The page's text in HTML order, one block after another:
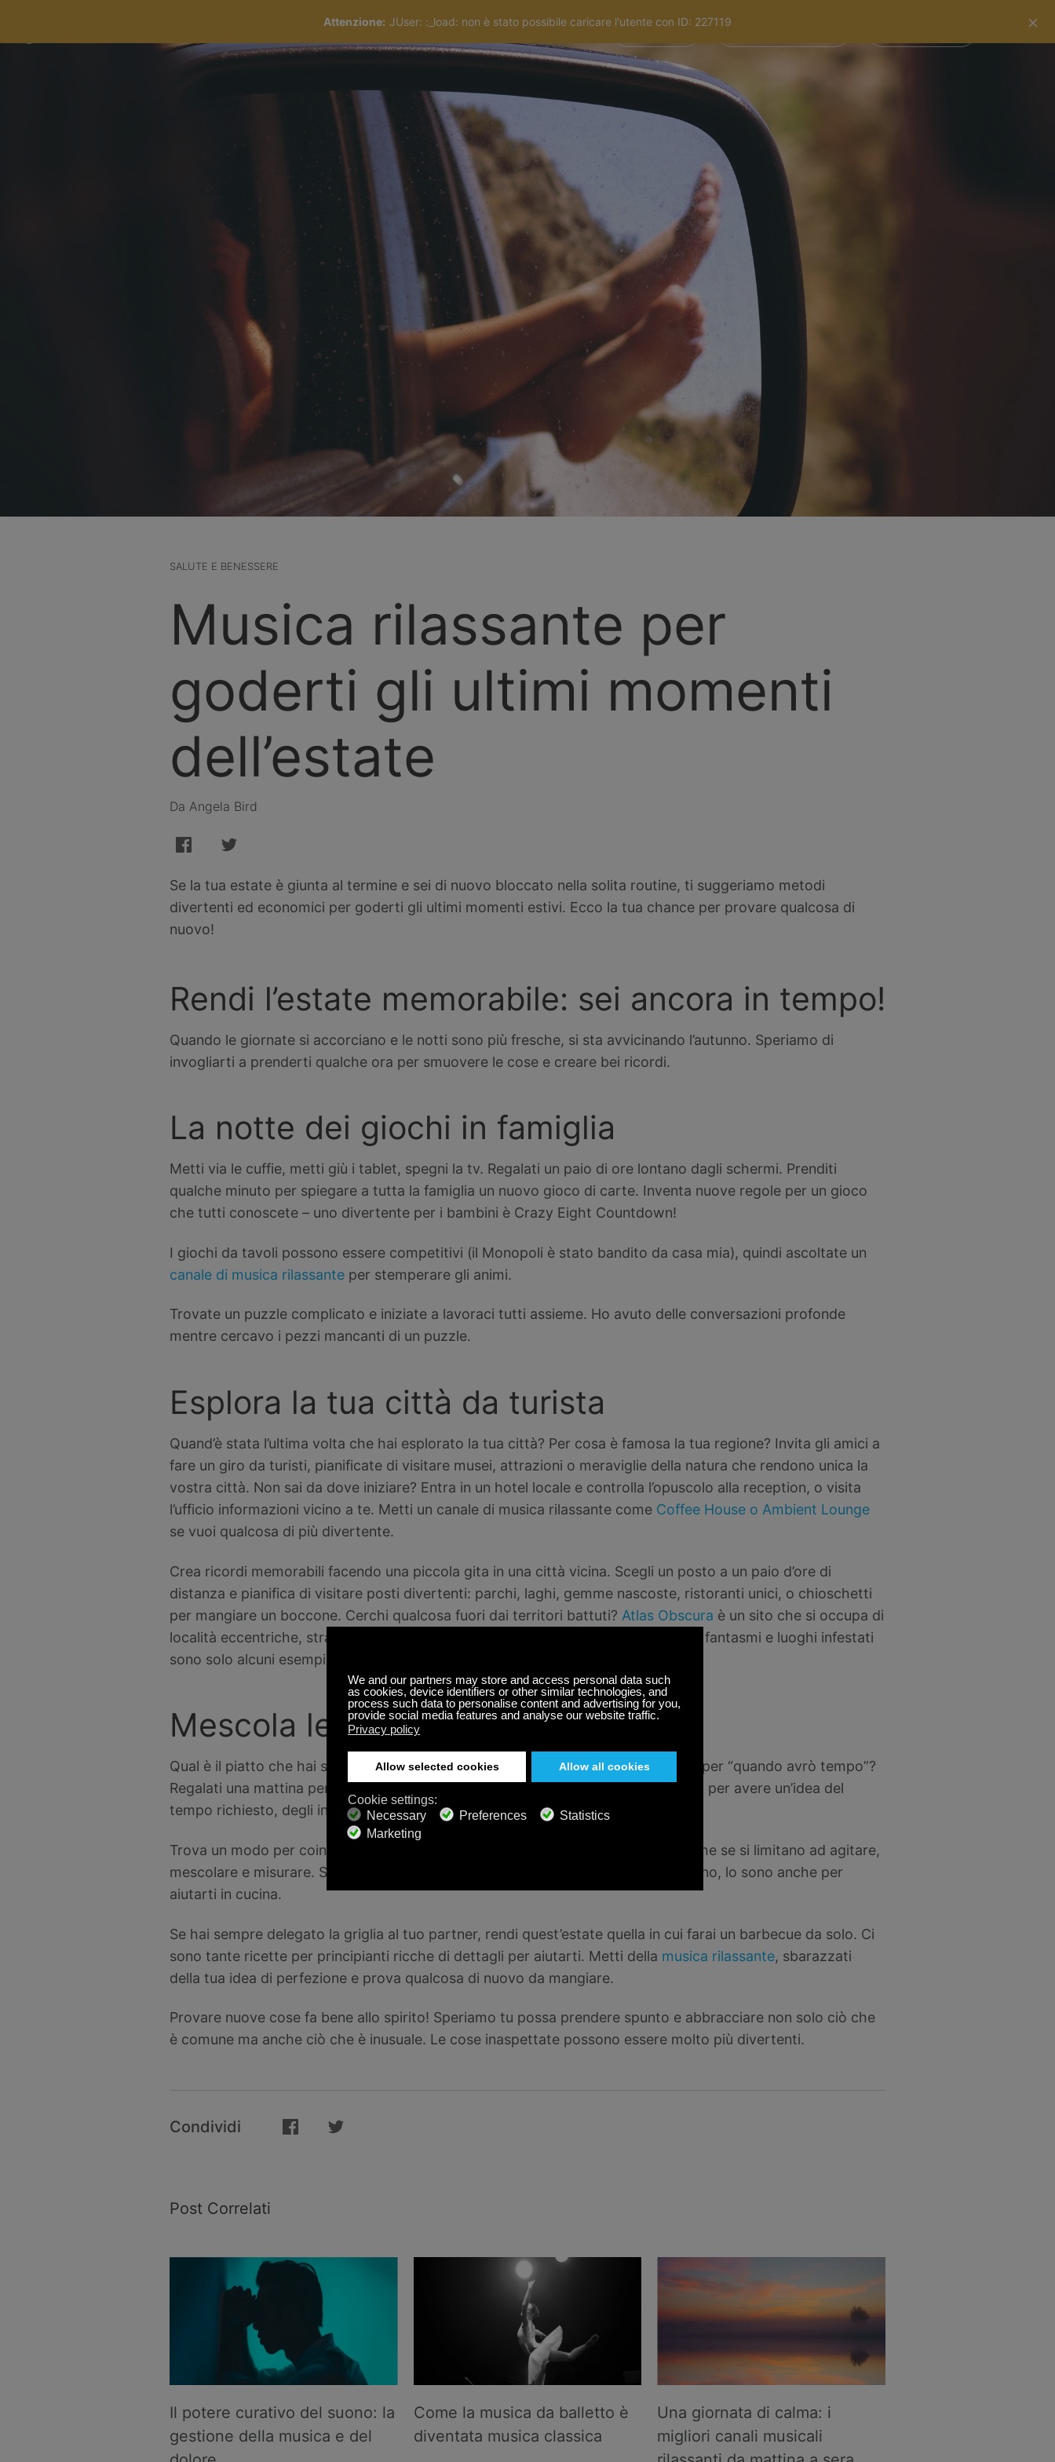
×
Attenzione JUser: :_load: non è stato possibile caricare l'utente con ID: 227119
Centro assistenza
SALUTE E BENESSERE
Musica rilassante per
goderti gli ultimi momenti
dell’estate
Da Angela Bird
Se la tua estate è giunta al termine e sei di nuovo bloccato nella solita routine, ti suggeriamo metodi
divertenti ed economici per goderti gli ultimi momenti estivi. Ecco la tua chance per provare qualcosa di
nuovo!
Rendi l’estate memorabile: sei ancora in tempo!
Quando le giornate si accorciano e le notti sono più fresche, si sta avvicinando l’autunno. Speriamo di
invogliarti a prenderti qualche ora per smuovere le cose e creare bei ricordi.
La notte dei giochi in famiglia
Metti via le cuffie, metti giù i tablet, spegni la tv. Regalati un paio di ore lontano dagli schermi. Prenditi
qualche minuto per spiegare a tutta la famiglia un nuovo gioco di carte. Inventa nuove regole per un gioco
che tutti conoscete – uno divertente per i bambini è Crazy Eight Countdown!
I giochi da tavoli possono essere competitivi (il Monopoli è stato bandito da casa mia), quindi ascoltate un
canale di musica rilassanteper stemperare gli animi.
Trovate un puzzle complicato e iniziate a lavoraci tutti assieme. Ho avuto delle conversazioni profonde
mentre cercavo i pezzi mancanti di un puzzle.
Esplora la tua città da turista
Quand’è stata l’ultima volta che hai esplorato la tua città? Per cosa è famosa la tua regione? Invita gli amici a
fare un giro da turisti, pianificate di visitare musei, attrazioni o meraviglie della natura che rendono unica la
vostra città. Non sai da dove iniziare? Entra in un hotel locale e controlla l’opuscolo alla reception, o visita
l’ufficio informazioni vicino a te. Metti un canale di musica rilassante come Coffee House o Ambient Lounge
se vuoi qualcosa di più divertente.
Crea ricordi memorabili facendo una piccola gita in una città vicina. Scegli un posto a un paio d’ore di
distanza e pianifica di visitare posti divertenti: parchi, laghi, gemme nascoste, ristoranti unici, o chioschetti
per mangiare un boccone. Cerchi qualcosa fuori dai territori battuti? Atlas Obscura è un sito che si occupa di
località eccentriche, stravaganti enon comuni. Posti con leggende locali, storie di fantasmi e luoghi infestati
sono solo alcuni esempi.
Mescola le cose in cucina
Qual è il piatto che hai sempre voluto preparare? Hai una ricetta contrassegnata per “quando avrò tempo”?
Regalati una mattina per preparare quel pasto speciale. Prima leggi l’intera ricetta per avere un’idea del
tempo richiesto, degli ingredienti e dei passaggi.
Trova un modo per coinvolgere i bambini nell’attività. I piccoli amano aiutare, anche se si limitano ad agitare,
mescolare e misurare. Se sono grandi abbastanza per tenere un pennarello in mano, lo sono anche per
aiutarti in cucina.
Se hai sempre delegato la griglia al tuo partner, rendi quest’estate quella in cui farai un barbecue da solo. Ci
sono tante ricette per principianti ricche di dettagli per aiutarti. Metti della musica rilassante, sbarazzati
della tua idea di perfezione e prova qualcosa di nuovo da mangiare.
Provare nuove cose fa bene allo spirito! Speriamo tu possa prendere spunto e abbracciare non solo ciò che
è comune ma anche ciò che è inusuale. Le cose inaspettate possono essere molto più divertenti.
Condividi
Post Correlati
Il potere curativo del suono: la
gestione della musica e del
Come la musica da balletto è
diventata musica classica
Una giornata di calma: i
migliori canali musicali